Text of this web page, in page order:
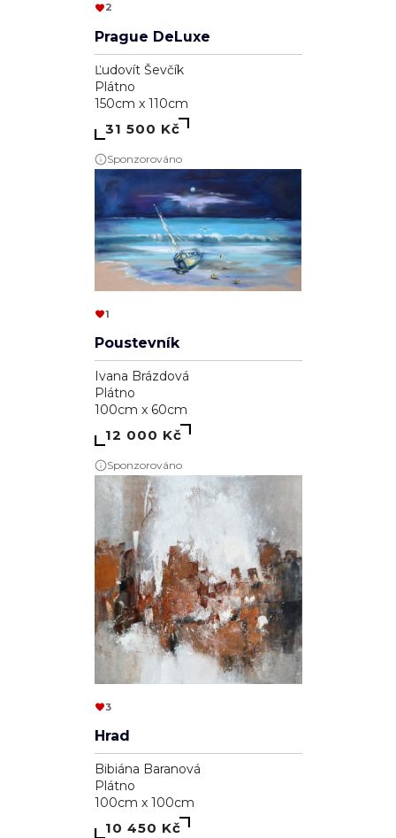
2
Prague DeLuxe
Ľudovít Ševčík
Plátno
150cm x 110cm
31 500 Kč
Sponzorováno
1
Poustevník
Ivana Brázdová
Plátno
100cm x 60cm
12 000 Kč
Sponzorováno
3
Hrad
Bibiána Baranová
Plátno
100cm x 100cm
10 450 Kč